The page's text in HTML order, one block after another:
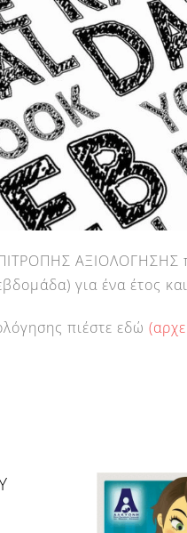
ΑΞΙΟΛΟΓΗΣΗΣ
για ένα έτος
πιέστε εδώ